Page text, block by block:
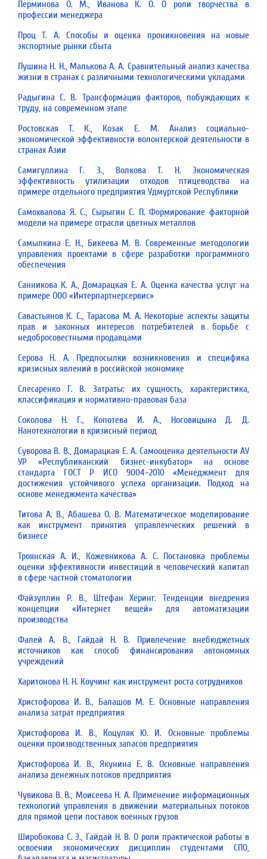
Перминова О. М., Иванова К. О. О роли творчества в
профессии менеджера
Проц Т. А. Способы и оценка проникновения на новые
экспортные рынки сбыта
Пушина Н. Н., Малькова А. А. Сравнительный анализ качества
жизни в странах с различными технологическими укладами
Радыгина С. В. Трансформация факторов, побуждающих к
труду, на современном этапе
Ростовская Т. К., Козак Е. М. Анализ социально-
экономической эффективности волонтерской деятельности в
странах Азии
Самигуллина Г. З., Волкова Т. Н. Экономическая
эффективность утилизации отходов птицеводства на
примере отдельного предприятия Удмуртской Республики
Самохвалова Я. С., Сырыгин С. П. Формирование факторной
модели на примере отрасли цветных металлов
Самылкина Е. Н., Бикеева М. В. Современные методологии
управления проектами в сфере разработки программного
обеспечения
Санникова К. А., Домарацкая Е. А. Оценка качества услуг на
примере ООО «Интерпартнерсервис»
Савастьянов К. С., Тарасова М. А. Некоторые аспекты защиты
прав и законных интересов потребителей в борьбе с
недобросовестными продавцами
Серова Н. А. Предпосылки возникновения и специфика
кризисных явлений в российской экономике
Слесаренко Г. В. Затраты: их сущность, характеристика,
классификация и нормативно-правовая база
Соколова Н. Г., Копотева И. А., Ноговицына Д. Д.
Нанотехнологии в кризисный период
Суворова В. В., Домарацкая Е. А. Самооценка деятельности АУ
УР «Республиканский бизнес-инкуба­тор» на основе
стандарта ГОСТ Р ИСО 9004–2010 «Менеджмент для
достижения устойчивого успеха организации. Подход на
основе менеджмента качества»
Титова А. В., Абашева О. В. Математическое моделирование
как инструмент принятия управленческих решений в
бизнесе
Троянская А. И., Кожевникова А. С. Постановка проблемы
оценки эффективности инвестиций в человеческий капитал
в сфере частной стоматологии
Файзуллин Р. В., Штефан Херинг. Тенденции внедрения
концепции «Интернет вещей» для автоматизации
производства
Фалей А. В., Гайдай Н. В. Привлечение внебюджетных
источников как способ финансирования автономных
учреждений
Харитонова Н. Н. Коучинг как инструмент роста сотрудников
Христофорова И. В., Балашов М. Е. Основные направления
анализа затрат предприятия
Христофорова И. В., Коцуляк Ю. И. Основные проблемы
оценки производственных запасов предприятия
Христофорова И. В., Якунина Е. В. Основные направления
анализа денежных потоков предприятия
Чувикова В. В., Моисеева Н. А. Применение информационных
технологий управления в движении материальных потоков
для прямой цепи поставок военных грузов
Широбокова С. Э., Гайдай Н. В. О роли практической работы в
освоении экономических дисциплин студентами СПО,